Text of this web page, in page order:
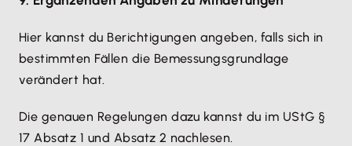
Hier kannst du Berichtigungen angeben, falls sich in
bestimmten Fällen die Bemessungsgrundlage
verändert hat.
Die genauen Regelungen dazu kannst du im UStG §
17 Absatz 1 und Absatz 2 nachlesen.